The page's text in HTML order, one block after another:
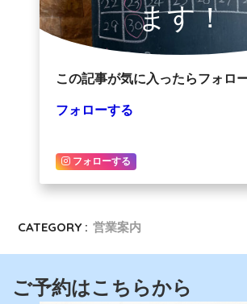
ます！
この記事が気に入ったらフォロ
フォローする
フォローする
CATEGORY : 営業案内
ご予約はこちらから